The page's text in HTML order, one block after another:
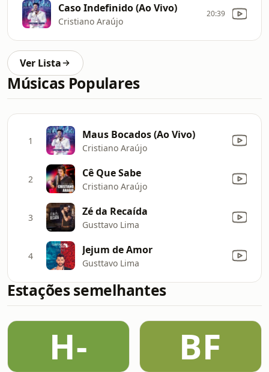
Caso Indefinido (Ao Vivo)
Cristiano Araújo
20:39
Ver Lista
Músicas Populares
1 Maus Bocados (Ao Vivo)
Cristiano Araújo
2 Cê Que Sabe
Cristiano Araújo
3 Zé da Recaída
Gusttavo Lima
4 Jejum de Amor
Gusttavo Lima
Estações semelhantes
H- BF